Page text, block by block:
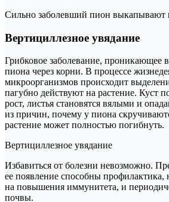
Сильно заболевший пион выкапывают
Вертициллезное увядание
Грибковое заболевание, проникающее
пиона через корни. В процессе
микроорганизмов происходит
пагубно действуют на растение. Куст
рост, листья становятся вялыми и
из причин, почему у пиона
растение может полностью погибнуть.
Вертициллезное увядание
Избавиться от болезни невозможно.
ее появление способны профилактика,
на повышения иммунитета, и
почвы.